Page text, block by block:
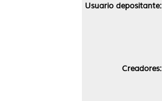
Usuario depositante:
Creadores: